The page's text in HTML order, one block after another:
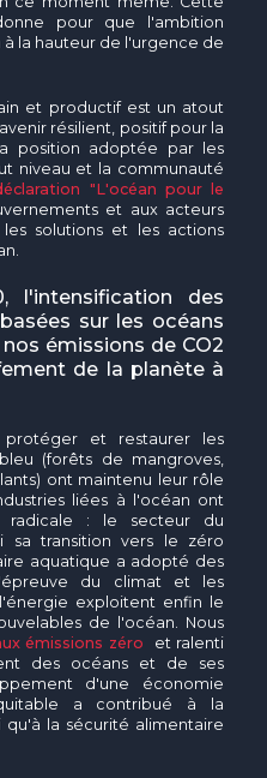
pour que l'ambition
la hauteur de l'urgence de
et productif est un atout
résilient, positif pour la
position adoptée par les
niveau et la communauté
"L'océan pour le
et aux acteurs
solutions et les actions
l'intensification des
sur les océans
émissions de CO2
de la planète à
et restaurer les
(forêts de mangroves,
ont maintenu leur rôle
liées à l'océan ont
radicale : le secteur du
sa transition vers le zéro
aquatique a adopté des
du climat et les
exploitent enfin le
de l'océan. Nous
émissions zéro
et ralenti
des océans et de ses
d'une économie
a contribué à la
qu'à la sécurité alimentaire